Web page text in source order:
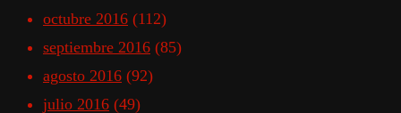
octubre 2016 (112)
septiembre 2016 (85)
agosto 2016 (92)
julio 2016 (49)